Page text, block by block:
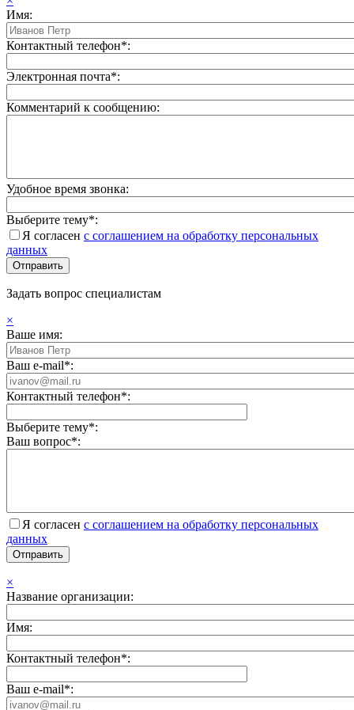
Имя:
Контактный телефон*:
Электронная почта*:
Комментарий к сообщению:
Удобное время звонка:
Выберите тему*:
Я согласен с соглашением на обработку персональных
данных
Задать вопрос специалистам
×
Ваше имя:
Ваш e-mail*:
Контактный телефон*:
Выберите тему*:
Ваш вопрос*:
Я согласен с соглашением на обработку персональных
данных
×
Название организации:
Имя:
Контактный телефон*:
Ваш e-mail*: